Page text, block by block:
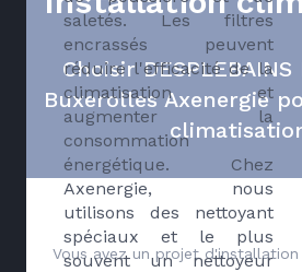
saletés. Les filtres
encrassés peuvent
réduire l'efficacité de la
climatisation et
augmenter la
consommation
énergétique. Chez
Axenergie, nous
utilisons des nettoyant
spéciaux et le plus
souvent un nettoyeur
Choisir DESPLEBAINS
Buxerolles Axenergie
Vous avez un projet